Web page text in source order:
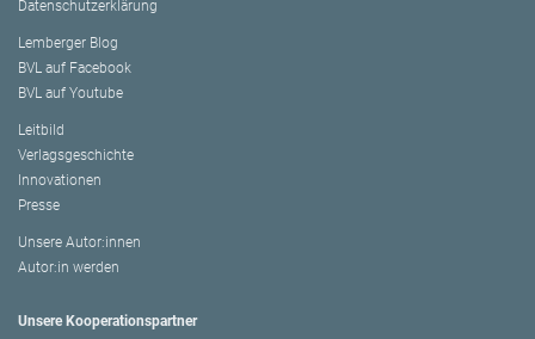
Datenschutzerklärung
Lemberger Blog
BVL auf Facebook
BVL auf Youtube
Leitbild
Verlagsgeschichte
Innovationen
Presse
Unsere Autor:innen
Autor:in werden
Unsere Kooperationspartner